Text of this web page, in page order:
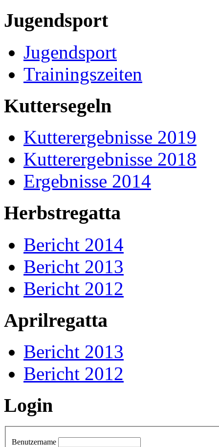
Jugendsport
Jugendsport
Trainingszeiten
Kuttersegeln
Kutterergebnisse 2019
Kutterergebnisse 2018
Ergebnisse 2014
Herbstregatta
Bericht 2014
Bericht 2013
Bericht 2012
Aprilregatta
Bericht 2013
Bericht 2012
Login
Benutzername